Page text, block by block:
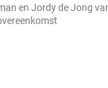
en Jordy de Jong